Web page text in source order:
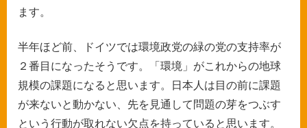
ます。
半年ほど前、ドイツでは環境政党の緑の党の支持率が
２番目になったそうです。「環境」がこれからの地球
規模の課題になると思います。日本人は目の前に課題
が来ないと動かない、先を見通して問題の芽をつぶす
という行動が取れない欠点を持っていると思います。